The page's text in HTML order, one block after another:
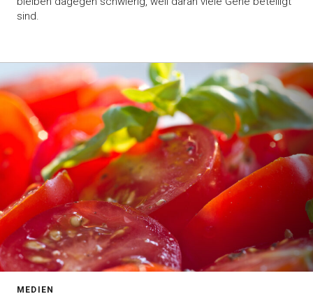
sind.
MEDIEN